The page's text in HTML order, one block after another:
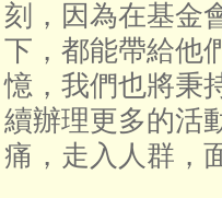
刻，因為在基金
下，都能帶給他
憶，我們也將秉
續辦理更多的活
痛，走入人群，